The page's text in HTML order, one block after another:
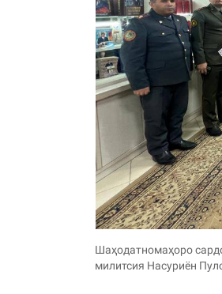
Шаҳодатномаҳоро
милитсия Насуриён